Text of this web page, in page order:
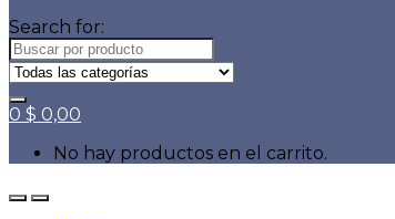
Search for:
0 $ 0,00
No hay productos en el carrito.